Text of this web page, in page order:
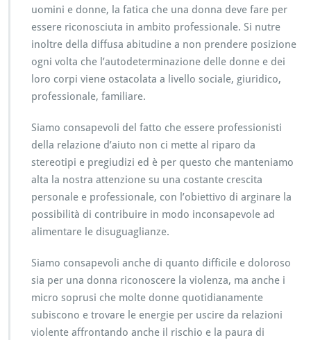
uomini e donne, la fatica che una donna deve fare per
essere riconosciuta in ambito professionale. Si nutre
inoltre della diffusa abitudine a non prendere posizione
ogni volta che l’autodeterminazione delle donne e dei
loro corpi viene ostacolata a livello sociale, giuridico,
professionale, familiare.
Siamo consapevoli del fatto che essere professionisti
della relazione d’aiuto non ci mette al riparo da
stereotipi e pregiudizi ed è per questo che manteniamo
alta la nostra attenzione su una costante crescita
personale e professionale, con l’obiettivo di arginare la
possibilità di contribuire in modo inconsapevole ad
alimentare le disuguaglianze.
Siamo consapevoli anche di quanto difficile e doloroso
sia per una donna riconoscere la violenza, ma anche i
micro soprusi che molte donne quotidianamente
subiscono e trovare le energie per uscire da relazioni
violente affrontando anche il rischio e la paura di